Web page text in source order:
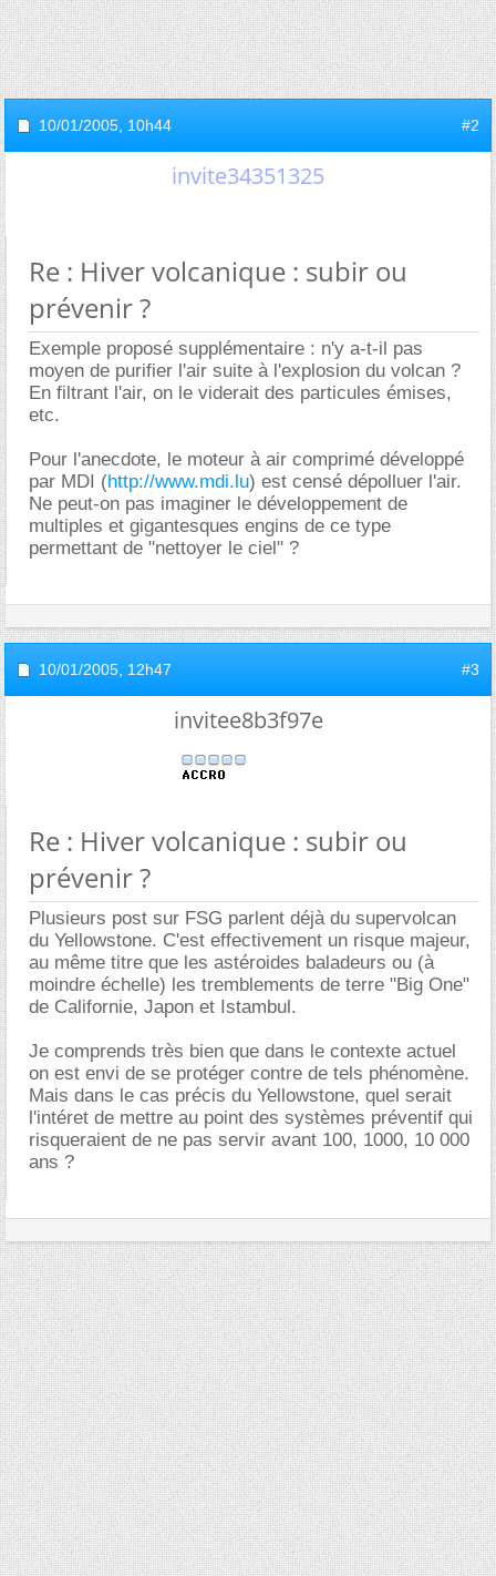
10/01/2005, 10h44 #2
invite34351325
Re : Hiver volcanique : subir ou
prévenir ?
Exemple proposé supplémentaire : n'y a-t-il pas
moyen de purifier l'air suite à l'explosion du volcan ?
En filtrant l'air, on le viderait des particules émises,
etc.
Pour l'anecdote, le moteur à air comprimé développé
par MDI (http://www.mdi.lu) est censé dépolluer l'air.
Ne peut-on pas imaginer le développement de
multiples et gigantesques engins de ce type
permettant de "nettoyer le ciel" ?
10/01/2005, 12h47 #3
invitee8b3f97e
Re : Hiver volcanique : subir ou
prévenir ?
Plusieurs post sur FSG parlent déjà du supervolcan
du Yellowstone. C'est effectivement un risque majeur,
au même titre que les astéroides baladeurs ou (à
moindre échelle) les tremblements de terre "Big One"
de Californie, Japon et Istambul.
Je comprends très bien que dans le contexte actuel
on est envi de se protéger contre de tels phénomène.
Mais dans le cas précis du Yellowstone, quel serait
l'intéret de mettre au point des systèmes préventif qui
risqueraient de ne pas servir avant 100, 1000, 10 000
ans ?